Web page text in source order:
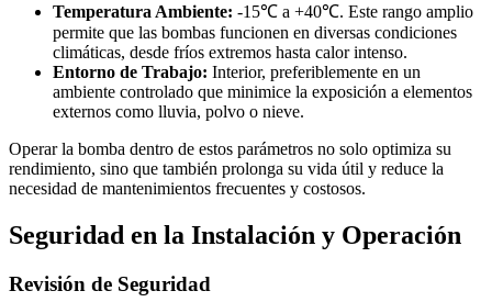
Temperatura Ambiente: -15℃ a +40℃. Este rango amplio
permite que las bombas funcionen en diversas condiciones
climáticas, desde fríos extremos hasta calor intenso.
Entorno de Trabajo: Interior, preferiblemente en un
ambiente controlado que minimice la exposición a elementos
externos como lluvia, polvo o nieve.
Operar la bomba dentro de estos parámetros no solo optimiza su
rendimiento, sino que también prolonga su vida útil y reduce la
necesidad de mantenimientos frecuentes y costosos.
Seguridad en la Instalación y Operación
Revisión de Seguridad